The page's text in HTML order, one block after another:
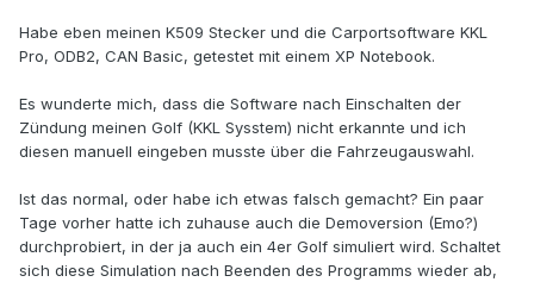
Habe eben meinen K509 Stecker und die Carportsoftware KKL
Pro, ODB2, CAN Basic, getestet mit einem XP Notebook.
Es wunderte mich, dass die Software nach Einschalten der
Zündung meinen Golf (KKL Sysstem) nicht erkannte und ich
diesen manuell eingeben musste über die Fahrzeugauswahl.
Ist das normal, oder habe ich etwas falsch gemacht? Ein paar
Tage vorher hatte ich zuhause auch die Demoversion (Emo?)
durchprobiert, in der ja auch ein 4er Golf simuliert wird. Schaltet
sich diese Simulation nach Beenden des Programms wieder ab,